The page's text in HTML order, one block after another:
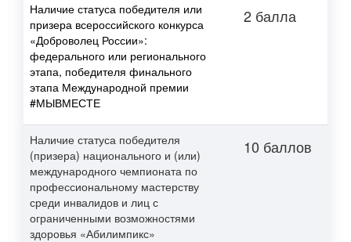
Наличие статуса победителя или
призера всероссийского конкурса
«Доброволец России»:
федерального или регионального
этапа, победителя финального
этапа Международной премии
#МЫВМЕСТЕ
2 балла
Наличие статуса победителя
(призера) национального и (или)
международного чемпионата по
профессиональному мастерству
среди инвалидов и лиц с
ограниченными возможностями
здоровья «Абилимпикс»
10 баллов